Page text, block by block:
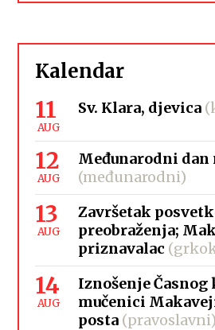
Kalendar
11
AUG
Sv. Klara, djevica
12
AUG
Međunarodni
(međunarodni)
13
AUG
Završetak
preobraženja;
priznavalac
14
AUG
Iznošenje Časnog
mučenici
posta (pravoslavni)